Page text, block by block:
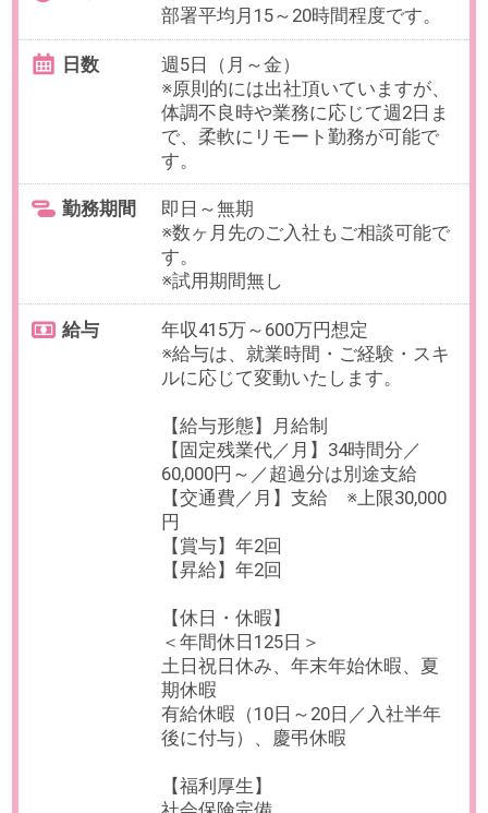
お仕事番号：100100709
【正社員×法人営業】フレックス×
部分在宅｜老舗磁力関連製品メー
カー＠神奈川県
最寄り駅 登戸駅 徒歩3分 / 向ケ丘遊園
駅 徒歩5分
マンスリーフレックスタイム制
【例】9:00～18:00（休憩60分）な
部署平均月20時間程度です。
※業務繁閑に応じて変動いたしま
週5日（月～金）
※業務状況に応じて週1～2日のリモ
即日～無期
※数ヶ月先のご入社もご相談可能で
※試用期間3ヶ月
【年収】年収560～820万円想定
※給与は、就業時間・ご経験・スキ
ルに応じて変動いたします。
【給与形態】月給制
【残業代／月】別途支給